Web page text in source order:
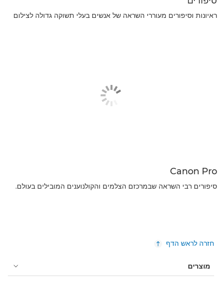
ראיונות וסיפורים מעוררי השראה של אנשים בעלי תשוקה גדולה לצילום
Canon Pro
סיפורים רבי השראה שבמרכזם הצלמים והקולנוענים המובילים בעולם.
חזרה לראש הדף
מוצרים